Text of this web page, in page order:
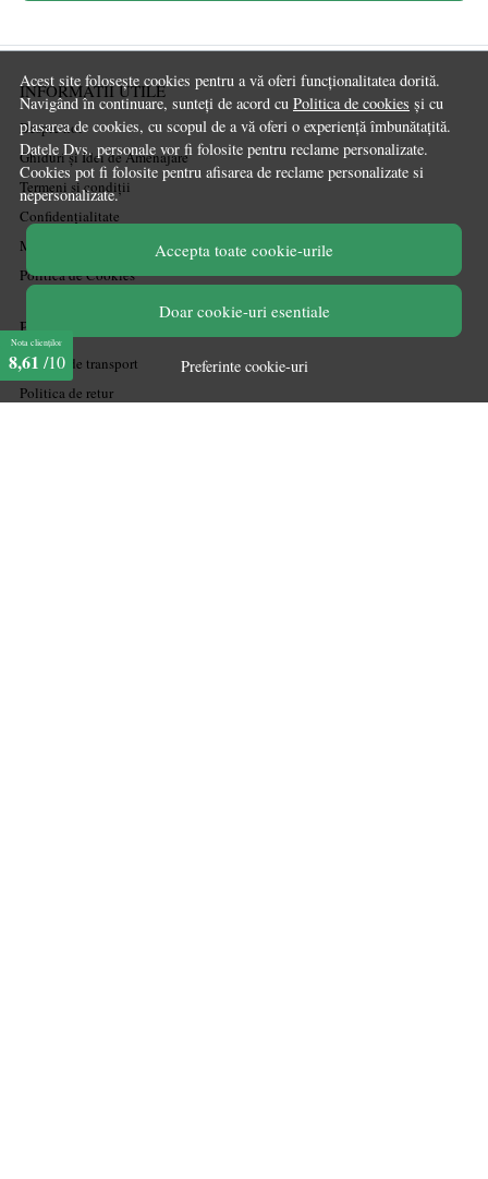
Acest site folosește cookies pentru a vă oferi funcționalitatea dorită.
Navigând în continuare, sunteți de acord cu Politica de cookies și cu
plasarea de cookies, cu scopul de a vă oferi o experiență îmbunătațită.
Datele Dvs. personale vor fi folosite pentru reclame personalizate.
Cookies pot fi folosite pentru afisarea de reclame personalizate si
nepersonalizate.
Accepta toate cookie-urile
Doar cookie-uri esentiale
Preferinte cookie-uri
INFORMATII UTILE
Despre noi
Ghiduri și Idei de Amenajare
Termeni și condiții
Confidențialitate
Mărturiile clienților
Politica de Cookies
PLATA SI LIVRARE
Politica de transport
Politica de retur
Nota clienților
8,61 /10